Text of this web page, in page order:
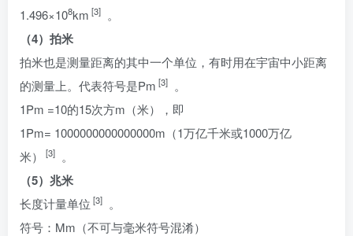
1.496×108km [3] 。
（4）拍米
拍米也是测量距离的其中一个单位，有时用在宇宙中小距离
的测量上。代表符号是Pm [3]
。
1Pm =10的15次方m（米），即
1Pm= 1000000000000000m（1万亿千米或1000万亿
米）
[3] 。
（5）兆米
长度计量单位 [3]
。
符号：Mm（不可与毫米符号混淆）